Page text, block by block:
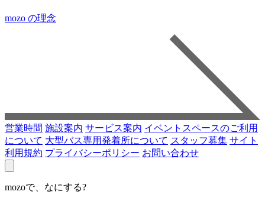
mozo の理念
営業時間 施設案内 サービス案内 イベントスペースのご利用
について 大型バス専用発着所について スタッフ募集 サイト
利用規約 プライバシーポリシー お問い合わせ
mozoで、なにする?